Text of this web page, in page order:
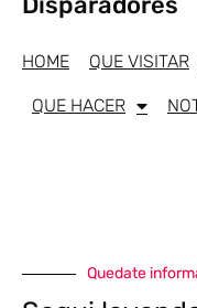
HOME QUE VISITAR
QUE HACER
Quedate